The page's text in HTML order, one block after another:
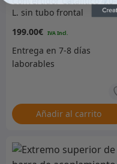
L. sin tubo frontal
199.00€
Añadir al carrito